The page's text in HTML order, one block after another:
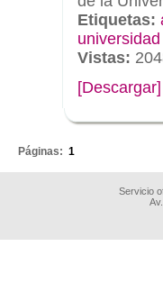
Etiquetas:
universidad
Vistas:
[Descargar]
Páginas: 1
Servicio